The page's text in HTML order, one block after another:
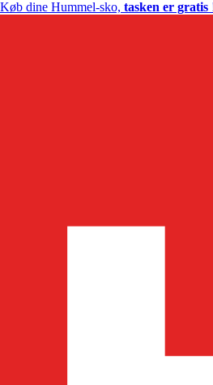
Køb dine Hummel-sko, tasken er gratis